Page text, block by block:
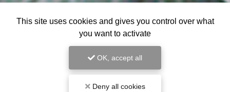
This site uses cookies and gives you control over what
you want to activate
OK, accept all
Deny all cookies